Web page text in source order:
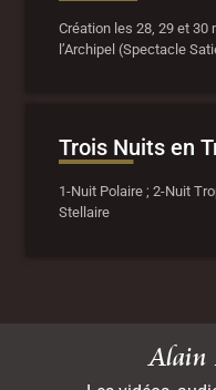
Création les 28, 29 et 30
l’Archipel (Spectacle
Trois Nuits en
1-Nuit Polaire ; 2-Nuit
Stellaire
Alain